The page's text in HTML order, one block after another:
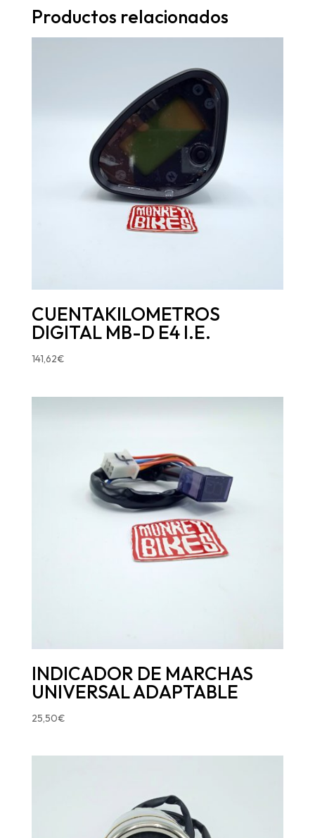
Productos relacionados
CUENTAKILOMETROS
DIGITAL MB-D E4 I.E.
141,62€
INDICADOR DE MARCHAS
UNIVERSAL ADAPTABLE
25,50€